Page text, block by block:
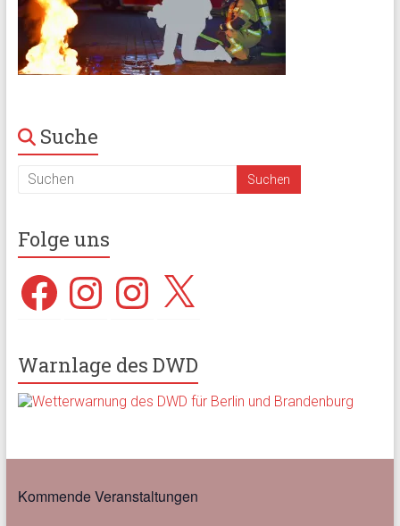
Suche
Folge uns
FacebookInstagramInstagram
X
Warnlage des DWD
Kommende Veranstaltungen